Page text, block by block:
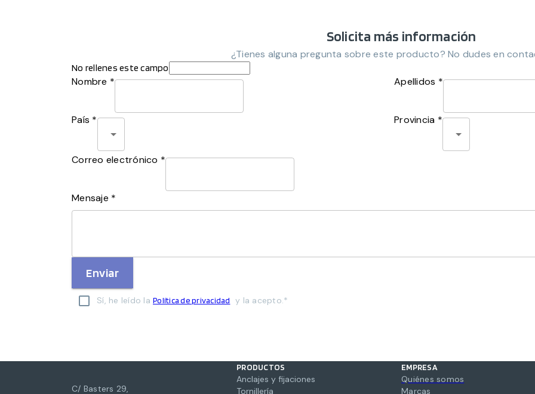
Solicita más información
¿Tienes alguna pregunta sobre este producto? No dudes en
No rellenes este campo
Nombre * Apellidos *
País * Provincia *
Correo electrónico *
Mensaje *
Enviar
Sí, he leído la Política de privacidad y la acepto.*
C/ Basters 29,
PRODUCTOS
Anclajes y fijaciones
Tornillería
EMPRESA
Quiénes somos
Marcas